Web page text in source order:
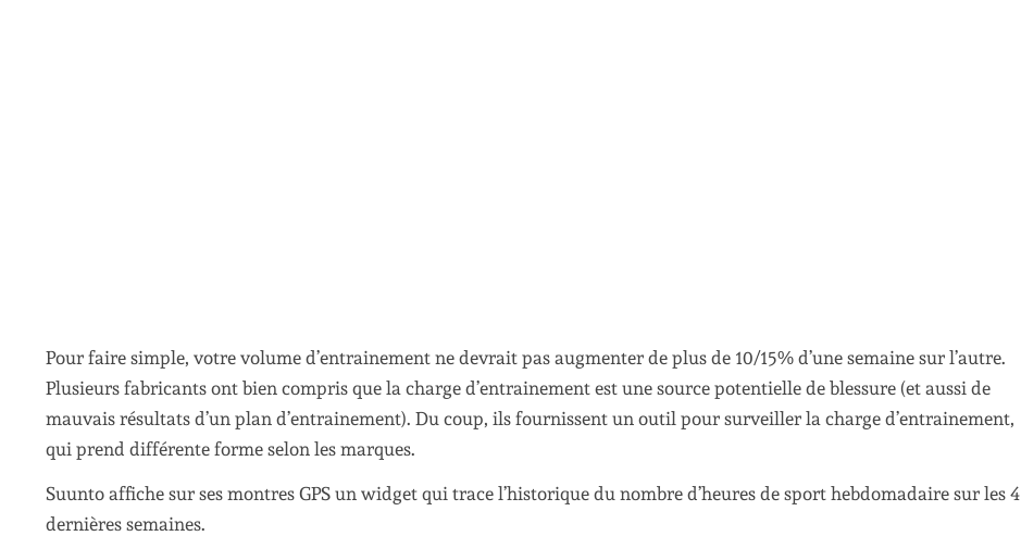
Pour faire simple, votre volume d’entrainement ne devrait pas augmenter de plus de 10/15% d’une semaine sur l’autre.
Plusieurs fabricants ont bien compris que la charge d’entrainement est une source potentielle de blessure (et aussi de
mauvais résultats d’un plan d’entrainement). Du coup, ils fournissent un outil pour surveiller la charge d’entrainement,
qui prend différente forme selon les marques.
Suunto affiche sur ses montres GPS un widget qui trace l’historique du nombre d’heures de sport hebdomadaire sur les 4
dernières semaines.